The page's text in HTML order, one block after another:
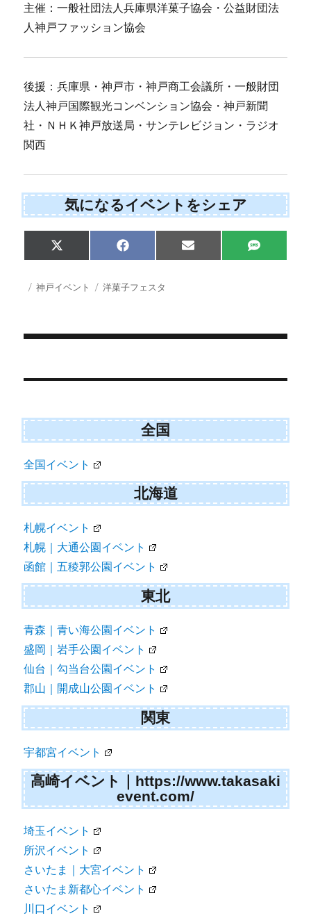
主催：一般社団法人兵庫県洋菓子協会・公益財団法
人神戸ファッション協会
後援：兵庫県・神戸市・神戸商工会議所・一般財団
法人神戸国際観光コンベンション協会・神戸新聞
社・ＮＨＫ神戸放送局・サンテレビジョン・ラジオ
関西
気になるイベントをシェア
Share
on
X
(
w
r
Share
on
F
a
e
b
Share
on
E
m
Share
on
S
M
投 カ
神戸イベント
タ
洋菓子フェスタ
稿
ビ
ゲ
ー
シ
ョ
ン
全国
全国イベント
北海道
札幌イベント
札幌｜大通公園イベント
函館｜五稜郭公園イベント
東北
青森｜青い海公園イベント
盛岡｜岩手公園イベント
仙台｜勾当台公園イベント
郡山｜開成山公園イベント
関東
宇都宮イベント
高崎イベント｜https://www.takasaki
event.com/
埼玉イベント
所沢イベント
さいたま｜大宮イベント
さいたま新都心イベント
川口イベント